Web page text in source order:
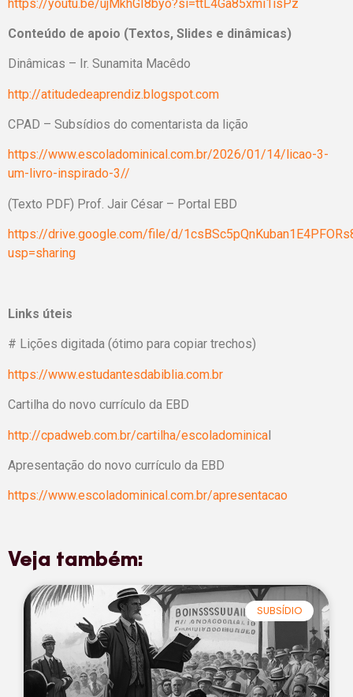
https://youtu.be/ujMkhGI8byo?si=ttL4Ga85xmi1isPz
Conteúdo de apoio (Textos, Slides e dinâmicas)
Dinâmicas – Ir. Sunamita Macêdo
http://atitudedeaprendiz.blogspot.com
CPAD – Subsídios do comentarista da lição
https://www.escoladominical.com.br/2026/01/14/licao-3-
um-livro-inspirado-3//
(Texto PDF) Prof. Jair César – Portal EBD
https://drive.google.com/file/d/
usp=sharing
Links úteis
# Lições digitada (ótimo para copiar trechos)
https://www.estudantesdabiblia.com.br
Cartilha do novo currículo da EBD
http://cpadweb.com.br/cartilha/escoladominical
Apresentação do novo currículo da EBD
https://www.escoladominical.com.br/apresentacao
Veja também:
SUBSÍDIO